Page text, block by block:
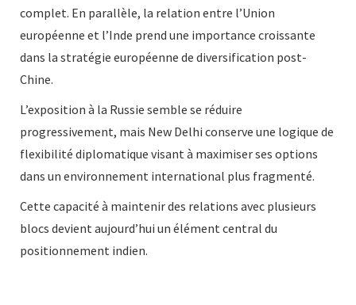
complet. En parallèle, la relation entre l’Union
européenne et l’Inde prend une importance croissante
dans la stratégie européenne de diversification post-
Chine.
L’exposition à la Russie semble se réduire
progressivement, mais New Delhi conserve une logique de
flexibilité diplomatique visant à maximiser ses options
dans un environnement international plus fragmenté.
Cette capacité à maintenir des relations avec plusieurs
blocs devient aujourd’hui un élément central du
positionnement indien.